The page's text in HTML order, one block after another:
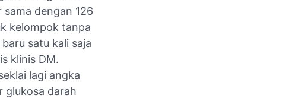
sama dengan 126
kelompok tanpa
satu kali saja
klinis DM.
lagi angka
glukosa darah